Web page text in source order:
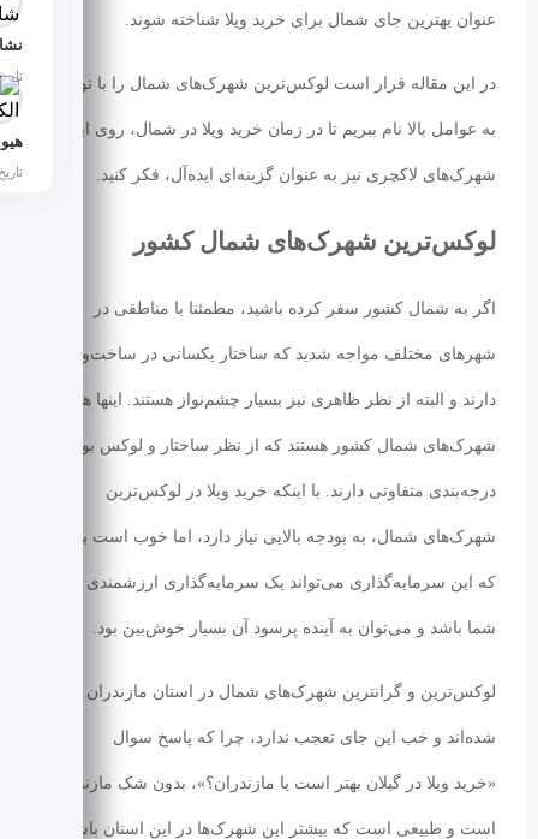
تاریخ
تاریخ
عنوان بهترین جای شمال برای خرید ویلا شناخته شوند.
در این مقاله قرار است لوکس‌ترین شهرک‌های شمال را با توجه
به عوامل بالا نام ببریم تا در زمان خرید ویلا در شمال، روی این
شهرک‌های لاکچری نیز به عنوان گزینه‌ای ایده‌آل، فکر کنید.
لوکس‌ترین شهرک‌های شمال کشور
اگر به شمال کشور سفر کرده باشید، مطمئنا با مناطقی در
شهرهای مختلف مواجه شدید که ساختار یکسانی در ساخت‌وساز
دارند و البته از نظر ظاهری نیز بسیار چشم‌نواز هستند. اینها همان
شهرک‌های شمال کشور هستند که از نظر ساختار و لوکس بودن
درجه‌بندی متفاوتی دارند. با اینکه خرید ویلا در لوکس‌ترین
شهرک‌های شمال، به بودجه بالایی نیاز دارد، اما خوب است بدانید
که این سرمایه‌گذاری می‌تواند یک سرمایه‌گذاری ارزشمندی برای
شما باشد و می‌توان به آینده پرسود آن بسیار خوش‌بین بود.
لوکس‌ترین و گرانترین شهرک‌های شمال در استان مازندران واقع
شده‌اند و خب این جای تعجب ندارد، چرا که پاسخ سوال
«خرید ویلا در گیلان بهتر است یا مازندران؟»، بدون شک مازندران
است و طبیعی است که بیشتر این شهرک‌ها در این استان باشند.